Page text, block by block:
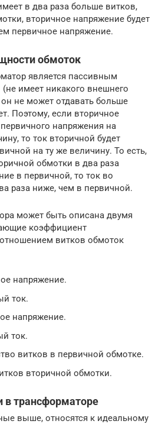
в два раза больше витков,
вторичное напряжение будет
первичное напряжение.
обмоток
является пассивным
имеет никакого внешнего
не может отдавать больше
Поэтому, если вторичное
напряжения на
то ток вторичной будет
на ту же величину. То есть,
обмотки в два раза
в первичной, то ток во
раза ниже, чем в первичной.
может быть описана двумя
коэффициент
витков обмоток
напряжение.
ток.
напряжение.
ток.
витков в первичной обмотке.
вторичной обмотки.
в трансформаторе
выше, относятся к идеальному